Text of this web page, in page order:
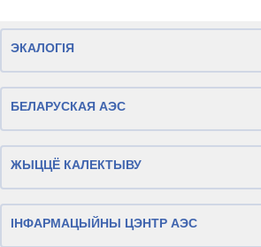
ЭКАЛОГІЯ
БЕЛАРУСКАЯ АЭС
ЖЫЦЦЁ КАЛЕКТЫВУ
ІНФАРМАЦЫЙНЫ ЦЭНТР АЭС